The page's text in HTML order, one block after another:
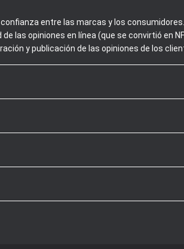
entre las marcas y los
las opiniones en línea (que se convirtió en
y publicación de las opiniones de los